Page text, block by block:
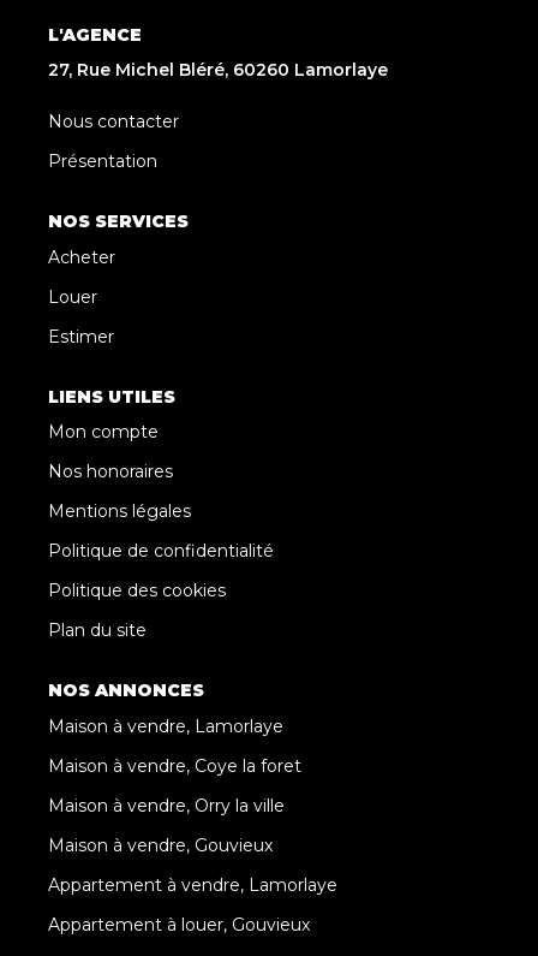
L'AGENCE
27, Rue Michel Bléré, 60260 Lamorlaye
Nous contacter
Présentation
NOS SERVICES
Acheter
Louer
Estimer
LIENS UTILES
Mon compte
Nos honoraires
Mentions légales
Politique de confidentialité
Politique des cookies
Plan du site
NOS ANNONCES
Maison à vendre, Lamorlaye
Maison à vendre, Coye la foret
Maison à vendre, Orry la ville
Maison à vendre, Gouvieux
Appartement à vendre, Lamorlaye
Appartement à louer, Gouvieux